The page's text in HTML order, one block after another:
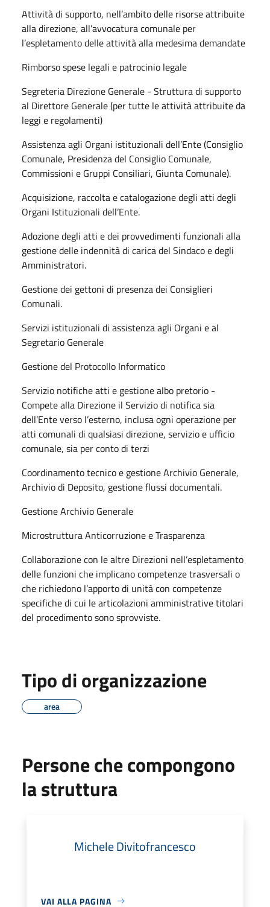
Attività di supporto, nell’ambito delle risorse attribuite
alla direzione, all’avvocatura comunale per
l’espletamento delle attività alla medesima demandate
Rimborso spese legali e patrocinio legale
Segreteria Direzione Generale - Struttura di supporto
al Direttore Generale (per tutte le attività attribuite da
leggi e regolamenti)
Assistenza agli Organi istituzionali dell’Ente (Consiglio
Comunale, Presidenza del Consiglio Comunale,
Commissioni e Gruppi Consiliari, Giunta Comunale).
Acquisizione, raccolta e catalogazione degli atti degli
Organi Istituzionali dell’Ente.
Adozione degli atti e dei provvedimenti funzionali alla
gestione delle indennità di carica del Sindaco e degli
Amministratori.
Gestione dei gettoni di presenza dei Consiglieri
Comunali.
Servizi istituzionali di assistenza agli Organi e al
Segretario Generale
Gestione del Protocollo Informatico
Servizio notifiche atti e gestione albo pretorio -
Compete alla Direzione il Servizio di notifica sia
dell’Ente verso l’esterno, inclusa ogni operazione per
atti comunali di qualsiasi direzione, servizio e ufficio
comunale, sia per conto di terzi
Coordinamento tecnico e gestione Archivio Generale,
Archivio di Deposito, gestione flussi documentali.
Gestione Archivio Generale
Microstruttura Anticorruzione e Trasparenza
Collaborazione con le altre Direzioni nell’espletamento
delle funzioni che implicano competenze trasversali o
che richiedono l’apporto di unità con competenze
specifiche di cui le articolazioni amministrative titolari
del procedimento sono sprovviste.
Tipo di organizzazione
area
Persone che compongono
la struttura
Michele Divitofrancesco
VAI ALLA PAGINA